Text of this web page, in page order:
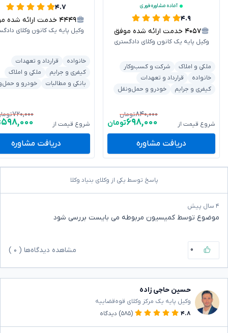
آماده مشاوره فوری
۴.۹
۴۰۵۷ خدمت ارائه شده موفق
وکیل پایه یک کانون وکلای دادگستری
ملکی و املاک
شرکت و کسب‌وکار
خانواده
قرارداد و تعهدات
کیفری و جرایم
خودرو و حمل‌ونقل
شروع قیمت از
۸۴۰,۰۰۰تومان
۶۹۸,۰۰۰تومان
دریافت مشاوره
۴.۷
۴۴۴۹ خدمت ارائه شده موفق
وکیل پایه یک کانون وکلای
خانواده
قرارداد و تعهدات
کیفری و جرایم
ملکی و املاک
بانکی و مطالبات
خودرو و
شروع قیمت از
۷۲۰,۰۰۰
۵۹۸,۰۰۰
دریافت مشاوره
پاسخ توسط یکی از وکلای بنیاد وکلا
۴ سال پیش
موضوع توسط کمیسیون مربوطه می بایست بررسی شود
۰ مشاهده دیدگاه‌ها ( ۰
حسین حاجی زاده
وکیل پایه یک مرکز وکلای قوه‌قضاییه
۴.۸
(۵۸۵) دیدگاه